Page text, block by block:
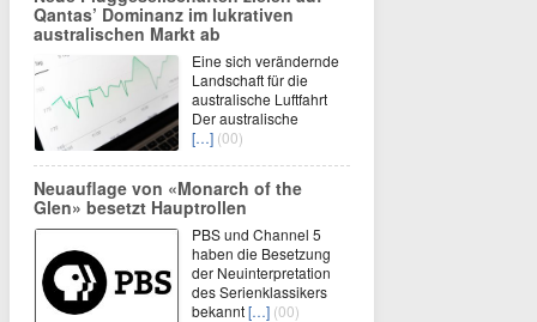
Qantas’ Dominanz im lukrativen
australischen Markt ab
Eine sich verändernde
Landschaft für die
australische Luftfahrt
Der australische
[…] (00)
Neuauflage von «Monarch of the
Glen» besetzt Hauptrollen
PBS und Channel 5
haben die Besetzung
der Neuinterpretation
des Serienklassikers
bekannt[…] (00)